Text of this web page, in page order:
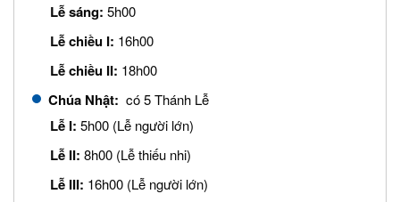
Lễ sáng: 5h00
Lễ chiều I: 16h00
Lễ chiều II: 18h00
Chúa Nhật: có 5 Thánh Lễ
Lễ I: 5h00 (Lễ người lớn)
Lễ II: 8h00 (Lễ thiếu nhi)
Lễ III: 16h00 (Lễ người lớn)